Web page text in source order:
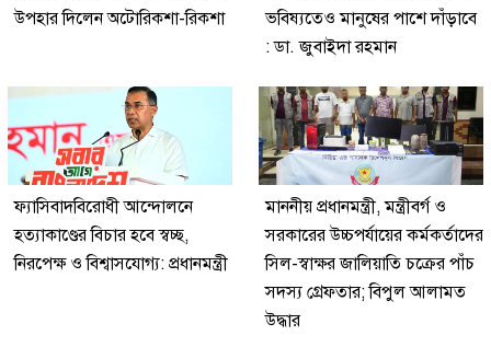
উপহার দিলেন অটোরিকশা-রিকশা
ভবিষ্যতেও মানুষের পাশে দাঁড়াবে
: ডা. জুবাইদা রহমান
ফ্যাসিবাদবিরোধী আন্দোলনে
হত্যাকাণ্ডের বিচার হবে স্বচ্ছ,
নিরপেক্ষ ও বিশ্বাসযোগ্য: প্রধানমন্ত্রী
মাননীয় প্রধানমন্ত্রী, মন্ত্রীবর্গ ও
সরকারের উচ্চপর্যায়ের কর্মকর্তাদের
সিল-স্বাক্ষর জালিয়াতি চক্রের পাঁচ
সদস্য গ্রেফতার; বিপুল আলামত
উদ্ধার